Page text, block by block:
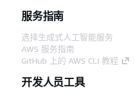
服务指南
选择生成式人工智能服务
AWS 服务指南
GitHub 上的 AWS CLI 教程
开发人员工具